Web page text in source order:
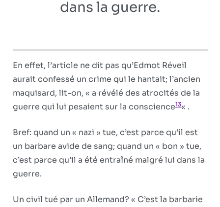
dans la guerre.
En effet, l’article ne dit pas qu’Edmot Réveil
aurait confessé un crime qui le hantait; l’ancien
maquisard, lit-on, « a révélé des atrocités de la
guerre qui lui pesaient sur la conscience13« .
Bref: quand un « nazi » tue, c’est parce qu’il est
un barbare avide de sang; quand un « bon » tue,
c’est parce qu’il a été entraîné malgré lui dans la
guerre.
Un civil tué par un Allemand? « C’est la barbarie